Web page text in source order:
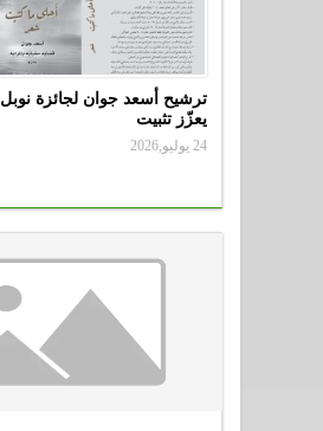
ترشيح أسعد جوان لجائزة نوبل
يعزّز تثبيت
24 يوليو,2026